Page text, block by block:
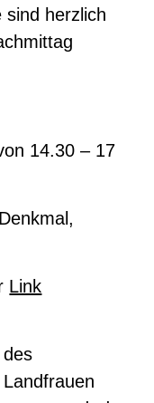
sind herzlich
14.30 – 17
Link